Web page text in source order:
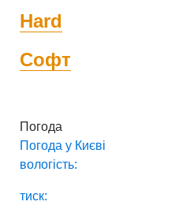
Hard
Софт
Погода
Погода у Києві
вологість:
тиск: